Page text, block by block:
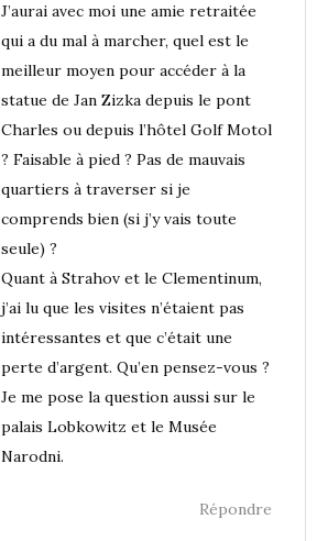
J’aurai avec moi une amie retraitée
qui a du mal à marcher, quel est le
meilleur moyen pour accéder à la
statue de Jan Zizka depuis le pont
Charles ou depuis l’hôtel Golf Motol
? Faisable à pied ? Pas de mauvais
quartiers à traverser si je
comprends bien (si j’y vais toute
seule) ?
Quant à Strahov et le Clementinum,
j’ai lu que les visites n’étaient pas
intéressantes et que c’était une
perte d’argent. Qu’en pensez-vous ?
Je me pose la question aussi sur le
palais Lobkowitz et le Musée
Narodni.
Répondre